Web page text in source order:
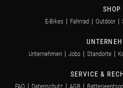
SHOP
E-Bikes Fahrrad Outdoor
Unternehmen Jobs Standorte
SERVICE &
FAQ Datenschutz AGB